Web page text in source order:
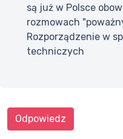
są już w Polsce
rozmowach
Rozporządzenie w
techniczych
Odpowiedz